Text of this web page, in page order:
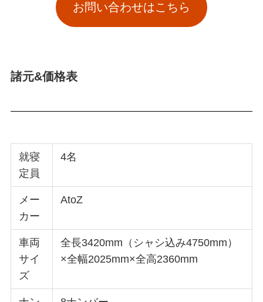
お問い合わせはこちら
諸元&価格表
就寝
定員
4名
メー
カー
AtoZ
車両
サイ
ズ
全長3420mm（シャシ込み4750mm）
×全幅2025mm×全高2360mm